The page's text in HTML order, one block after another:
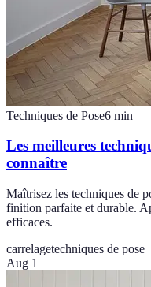
Techniques de Pose6 min
Les meilleures
connaître
Maîtrisez les techniques de
finition parfaite et durable.
efficaces.
carrelagetechniques de pose
Aug 1